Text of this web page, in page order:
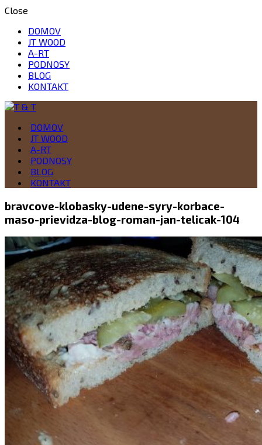
Close
DOMOV
JT WOOD
A-RT
PODNOSY
BLOG
KONTAKT
T & T
Drevo je naša vášeň
DOMOV
JT WOOD
A-RT
PODNOSY
BLOG
KONTAKT
bravcove-klobasky-udene-syry-korbace-
maso-prievidza-blog-roman-jan-telicak-104